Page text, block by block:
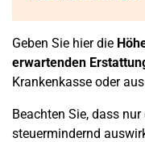
Geben Sie hier die
erwartenden
Krankenkasse oder
Beachten Sie, dass
steuermindernd